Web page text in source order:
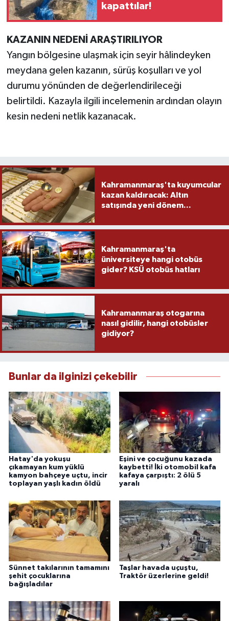
kapattılar!
KAZANIN NEDENİ ARAŞTIRILIYOR
Yangın bölgesine ulaşmak için seyir hâlindeyken
meydana gelen kazanın, sürüş koşulları ve yol
durumu yönünden de değerlendirileceği
belirtildi. Kazayla ilgili incelemenin ardından olayın
kesin nedeni netlik kazanacak.
Kahramanmaraş'ta kuyumcular
kazan kaldıracak: Altın
satışında yeni dönem...
Kahramanmaraş'ta
üniversiteye hangi otobüs
gider? KSÜ otobüs hatları
Kahramanmaraş otogarına
nasıl gidilir, hangi otobüsler
gidiyor?
Bunlar da ilginizi çekebilir
Hatay'da yokuşu
çıkamayan kum yüklü
kamyon bahçeye uçtu, incir
toplayan yaşlı kadın öldü
Eşini ve çocuğunu kazada
kaybetti! İki otomobil kafa
kafaya çarpıştı: 2 ölü 5
yaralı
Sünnet takılarının tamamını
şehit çocuklarına
bağışladılar
Taşlar havada uçuştu,
Traktör üzerlerine geldi!